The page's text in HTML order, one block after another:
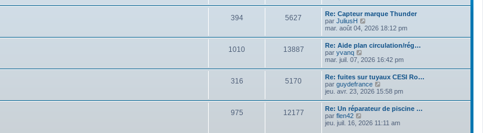
s
a
e
i
e
r
m
e
s
s
a
l
e
d
e
r
i
e
r
m
e
s
s
a
e
394 5627
Re: Capteur marque Thunder
par JuliusH
o
l
e
d
e
r
n
i
e
r
m
e
s
mar. août 04, 2026 18:12 pm
1010 13887
Re: Aide plan circulation/rég…
par yvanq
o
l
e
d
e
r
i
mar. juil. 07, 2026 16:42 pm
316 5170
Re: fuites sur tuyaux CESI Ro…
par guydefrance
o
l
e
d
jeu. avr. 23, 2026 15:58 pm
975 12177
Re: Un réparateur de piscine …
par flen42
o
jeu. juil. 16, 2026 11:11 am